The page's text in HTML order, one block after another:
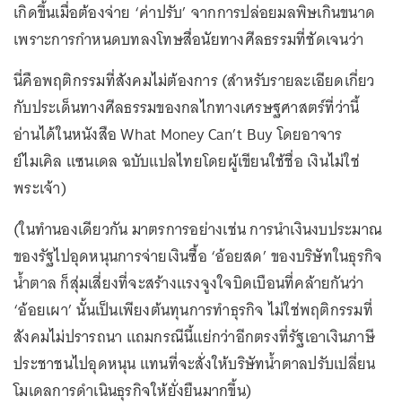
เกิดขึ้นเมื่อต้องจ่าย ‘ค่าปรับ’ จากการปล่อยมลพิษเกินขนาด
เพราะการกำหนดบทลงโทษสื่อนัยทางศีลธรรมที่ชัดเจนว่า
นี่คือพฤติกรรมที่สังคมไม่ต้องการ (สำหรับรายละเอียดเกี่ยว
กับประเด็นทางศีลธรรมของกลไกทางเศรษฐศาสตร์ที่ว่านี้
อ่านได้ในหนังสือ What Money Can’t Buy โดยอาจาร
ย์ไมเคิล แซนเดล ฉบับแปลไทยโดยผู้เขียนใช้ชื่อ เงินไม่ใช่
พระเจ้า)
(ในทำนองเดียวกัน มาตรการอย่างเช่น การนำเงินงบประมาณ
ของรัฐไปอุดหนุนการจ่ายเงินซื้อ ‘อ้อยสด’ ของบริษัทในธุรกิจ
น้ำตาล ก็สุ่มเสี่ยงที่จะสร้างแรงจูงใจบิดเบือนที่คล้ายกันว่า
‘อ้อยเผา’ นั้นเป็นเพียงต้นทุนการทำธุรกิจ ไม่ใช่พฤติกรรมที่
สังคมไม่ปรารถนา แถมกรณีนี้แย่กว่าอีกตรงที่รัฐเอาเงินภาษี
ประชาชนไปอุดหนุน แทนที่จะสั่งให้บริษัทน้ำตาลปรับเปลี่ยน
โมเดลการดำเนินธุรกิจให้ยั่งยืนมากขึ้น)